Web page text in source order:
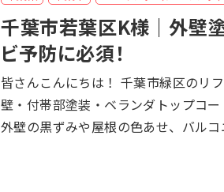
千葉市若葉区K様｜外壁
ビ予防に必須！
皆さんこんにちは！ 千葉市緑区のリフォーム店、いちずリフォームです！ 千葉県千葉市若葉区のK様より、外
壁・付帯部塗装・ベランダトップコート塗り替え
外壁の黒ずみや屋根の色あせ、バル